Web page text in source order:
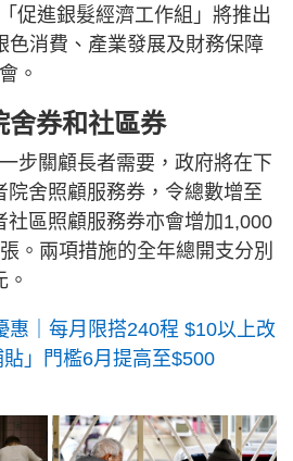
促進銀髮經濟工作組」將推出
色消費、產業發展及財務保障
。
舍券和社區券
步關顧長者需要，政府將在下
院舍照顧服務券，令總數增至
社區照顧服務券亦會增加1,000
。兩項措施的全年總開支分別
惠｜每月限搭240程 $10以上改
」門檻6月提高至$500